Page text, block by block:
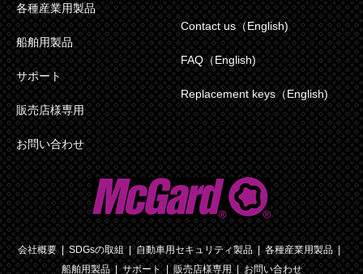
各種産業用製品
船舶用製品
サポート
販売店様専用
お問い合わせ
Contact us（English)
FAQ（English)
Replacement keys（English)
会社概要 SDGsの取組 自動車用セキュリティ製品
各種産業用製品
船舶用製品
サポート 販売店様専用 お問い合わせ